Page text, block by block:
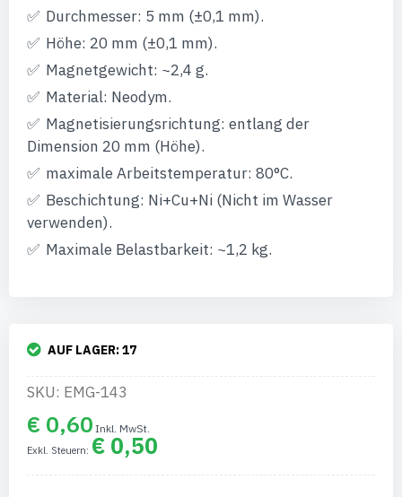
Bildgalerie
springenDurchmesser: 5 mm (±0,1 mm).
Höhe: 20 mm (±0,1 mm).
Magnetgewicht: ~2,4 g.
Material: Neodym.
Magnetisierungsrichtung: entlang der
Dimension 20 mm (Höhe).
maximale Arbeitstemperatur: 80°C.
Beschichtung: Ni+Cu+Ni (Nicht im Wasser
verwenden).
Maximale Belastbarkeit: ~1,2 kg.
AUF LAGER:17
SKU: EMG-143
€ 0,60
€ 0,50